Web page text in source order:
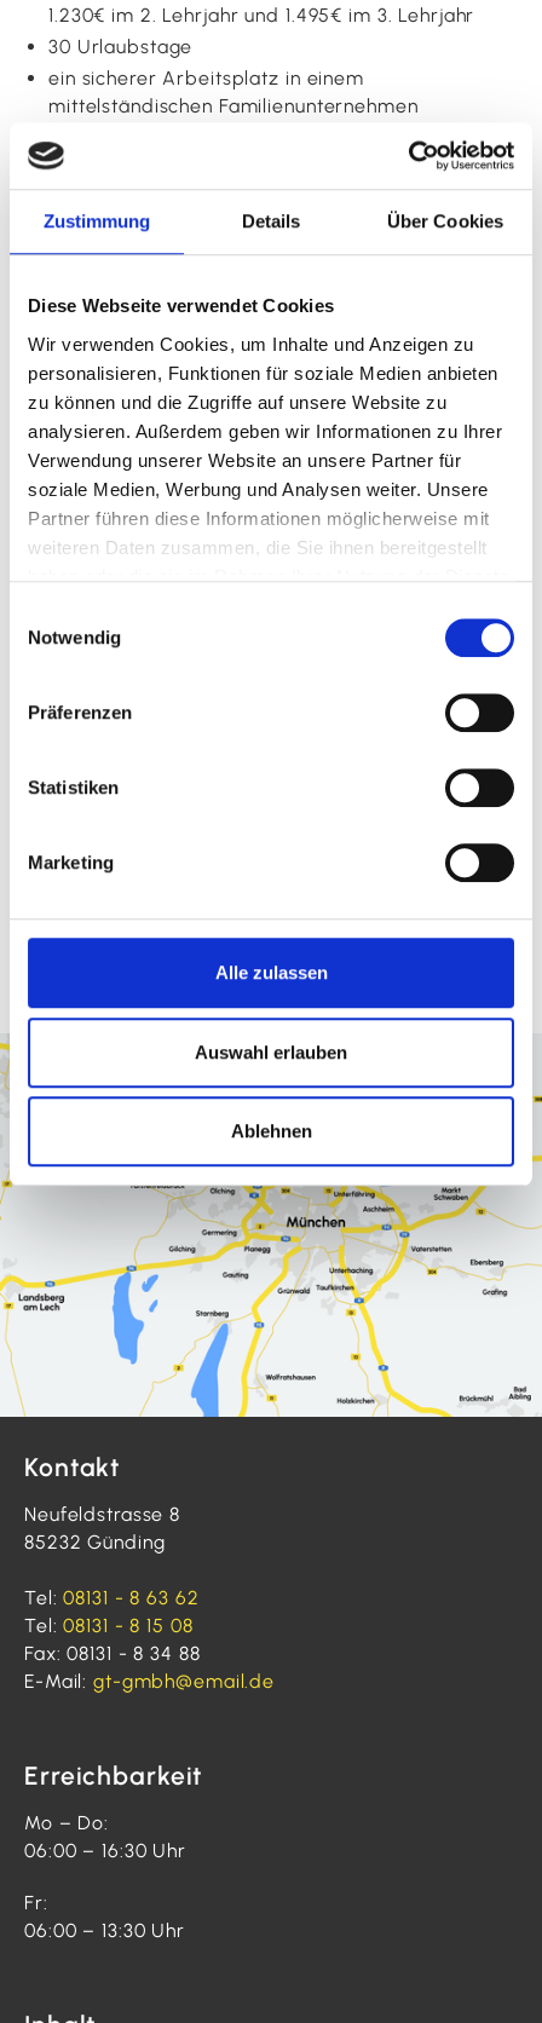
Zustimmung Details Über Cookies
Diese Webseite verwendet Cookies
Wir verwenden Cookies, um Inhalte und Anzeigen zu
personalisieren, Funktionen für soziale Medien anbieten
zu können und die Zugriffe auf unsere Website zu
analysieren. Außerdem geben wir Informationen zu Ihrer
Verwendung unserer Website an unsere Partner für
soziale Medien, Werbung und Analysen weiter. Unsere
Partner führen diese Informationen möglicherweise mit
weiteren Daten zusammen, die Sie ihnen bereitgestellt
Notwendig
Präferenzen
Statistiken
Marketing
Alle zulassen
Auswahl erlauben
Ablehnen
1.230€ im 2. Lehrjahr und 1.495€ im 3. Lehrjahr
30 Urlaubstage
ein sicherer Arbeitsplatz in einem
mittelständischen Familienunternehmen
ein Arbeitsplatz in einer Branche, die als
krisensicher gilt
Das solltest du mitbringen:
handwerkliches Geschick
mathematische Grundkenntnisse
Interesse an technischen Zeichnungen
körperliche Belastbarkeit
Freude an Entstehungsprozessen
Kreativität ist von Vorteil
Gerne kannst du ein Praktikum bei uns machen
um herauszufinden, ob diese Ausbildung tatsächlich
Wir freuen uns auf Deine vollständigen
Lebenslauf an:
Gündinger Trockenbau GmbH
85232 Günding
Kontakt
Neufeldstrasse 8
85232 Günding
Tel:08131 - 8 63 62
Tel:08131 - 8 15 08
Fax: 08131 - 8 34 88
E-Mail:gt-gmbh@email.de
Erreichbarkeit
Mo – Do:
06:00 – 16:30 Uhr
Fr:
06:00 – 13:30 Uhr